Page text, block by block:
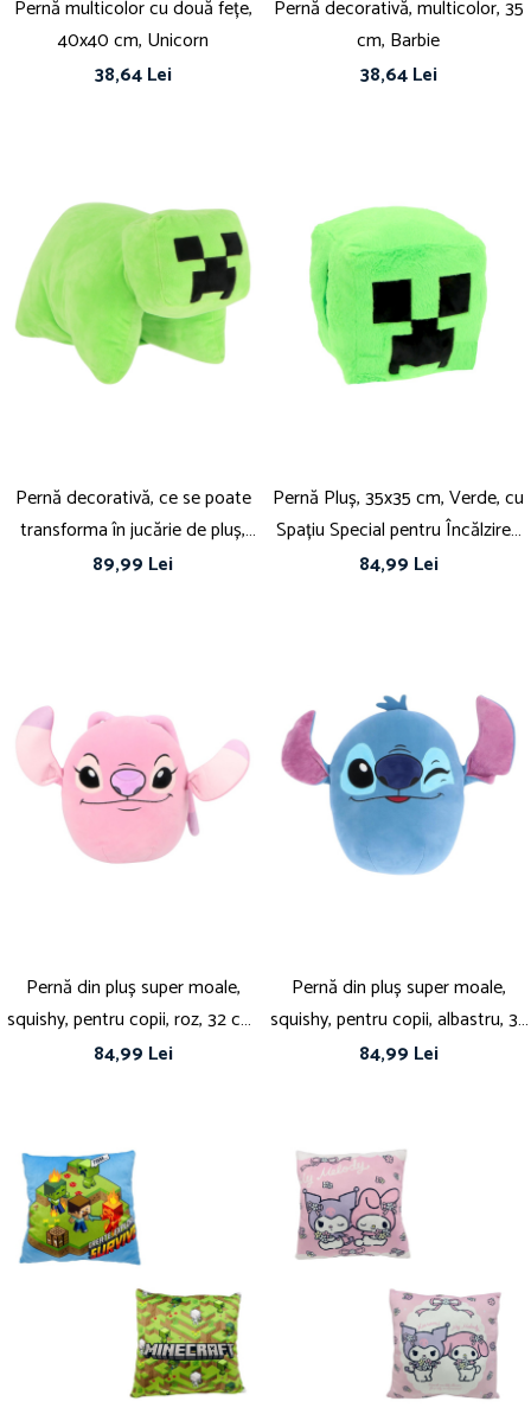
Pernă multicolor cu două fețe,
40x40 cm, Unicorn
38,64 Lei
Pernă decorativă, multicolor, 35
cm, Barbie
38,64 Lei
Pernă decorativă, ce se poate
transforma în jucărie de pluș,
35x25x25 cm, multicolor, Happy,
89,99 Lei
Pernă Pluș, 35x35 cm, Verde, cu
Spațiu Special pentru Încălzirea
Mâinilor, Perfectă pentru
84,99 Lei
Pernă din pluș super moale,
squishy, pentru copii, roz, 32 cm,
Happy, Stitch
84,99 Lei
Pernă din pluș super moale,
squishy, pentru copii, albastru, 32
cm, Happy, Stitch
84,99 Lei